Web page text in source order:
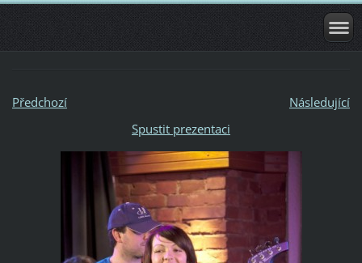
Předchozí
Následující
Spustit prezentaci